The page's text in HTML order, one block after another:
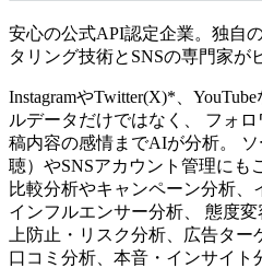
安心の公式API認定企業。独自
タリング技術とSNSの専門家が
InstagramやTwitter(X)*、
ルデータだけではなく、 フォ
稿内容の感情までAIが分析。
聴）やSNSアカウント管理にも
比較分析やキャンペーン分析、
インフルエンサー分析、 態度
上防止・リスク分析、広告タ
口コミ分析、本音・インサイ